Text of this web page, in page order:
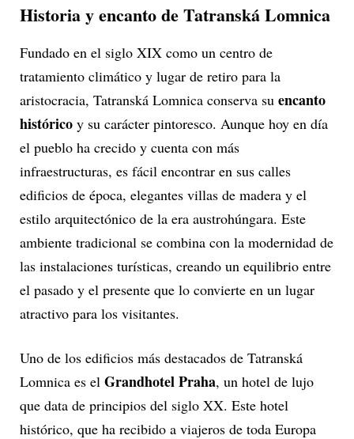
Historia y encanto de Tatranská Lomnica
Fundado en el siglo XIX como un centro de
tratamiento climático y lugar de retiro para la
aristocracia, Tatranská Lomnica conserva su encanto
histórico y su carácter pintoresco. Aunque hoy en día
el pueblo ha crecido y cuenta con más
infraestructuras, es fácil encontrar en sus calles
edificios de época, elegantes villas de madera y el
estilo arquitectónico de la era austrohúngara. Este
ambiente tradicional se combina con la modernidad de
las instalaciones turísticas, creando un equilibrio entre
el pasado y el presente que lo convierte en un lugar
atractivo para los visitantes.
Uno de los edificios más destacados de Tatranská
Lomnica es el Grandhotel Praha, un hotel de lujo
que data de principios del siglo XX. Este hotel
histórico, que ha recibido a viajeros de toda Europa